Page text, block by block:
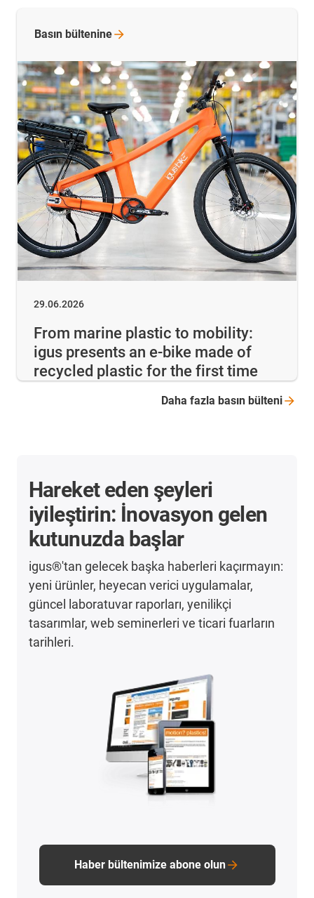
29.06.2026
From marine plastic to mobility:
igus presents an e-bike made of
recycled plastic for the first time
Basın bültenine
Daha fazla basın bülteni
Hareket eden şeyleri
iyileştirin: İnovasyon gelen
kutunuzda başlar
igus®'tan gelecek başka haberleri kaçırmayın:
yeni ürünler, heyecan verici uygulamalar,
güncel laboratuvar raporları, yenilikçi
tasarımlar, web seminerleri ve ticari fuarların
tarihleri.
Haber bültenimize abone olun